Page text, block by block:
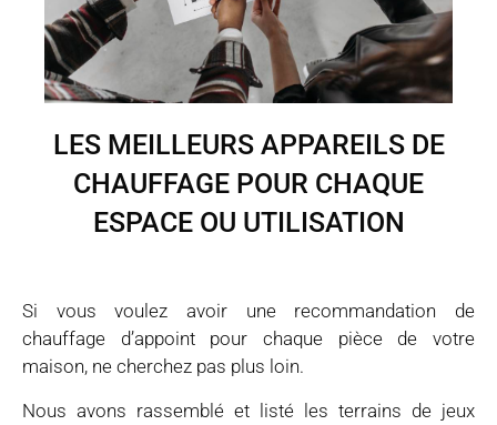
LES MEILLEURS APPAREILS DE
CHAUFFAGE POUR CHAQUE
ESPACE OU UTILISATION
Si vous voulez avoir une recommandation de
chauffage d’appoint pour chaque pièce de votre
maison, ne cherchez pas plus loin.
Nous avons rassemblé et listé les terrains de jeux